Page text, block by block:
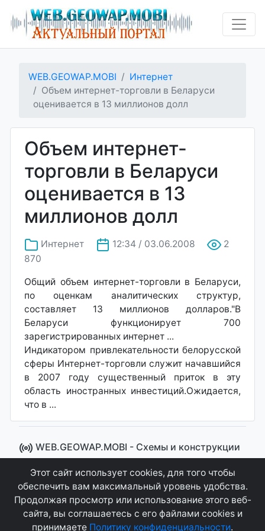
WEB.GEOWAP.MOBI
Интернет
Объем интернет-торговли в Беларуси
оценивается в 13 миллионов долл
Объем интернет-
торговли в Беларуси
оценивается в 13
миллионов долл
Интернет 12:34 / 03.06.2008
2
870
Общий объем интернет-торговли в Беларуси,
по оценкам аналитических структур,
составляет 13 миллионов долларов."В
Беларуси функционирует 700
зарегистрированных интернет ...
Индикатором привлекательности белорусской
сферы Интернет-торговли служит начавшийся
в 2007 году существенный приток в эту
область иностранных инвестиций.Ожидается,
что в ...
WEB.GEOWAP.MOBI - Cхемы и конструкции
© 2008 - 2021
Сайт управляется системой "MKateCMS" от Ray
Icemont.
Соглашение Конфиденциальность
Этот сайт использует cookies, для того чтобы
обеспечить вам максимальный уровень удобства.
Продолжая просмотр или использование этого веб-
сайта, вы соглашаетесь с его файлами cookies и
принимаете Политику конфиденциальности.